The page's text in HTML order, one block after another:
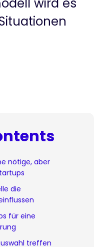
wird es
nötige, aber
die
für eine
treffen